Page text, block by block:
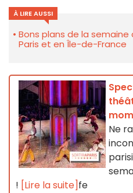
À LIRE AUSSI
Bons plans de la semaine
Paris et en Île-de-France
Ne
! [Lire la suite]fe